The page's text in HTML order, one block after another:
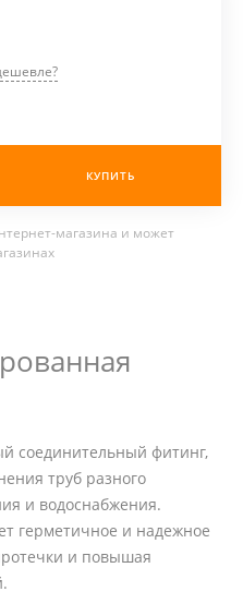
КУПИТЬ
магазина и может
соединительный фитинг,
труб разного
и водоснабжения.
герметичное и надежное
и повышая